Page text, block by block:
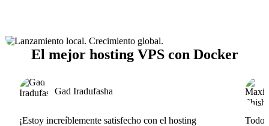
El mejor hosting VPS con Docker
Gad Iradufasha
¡Estoy increíblemente satisfecho con el hosting
Todo